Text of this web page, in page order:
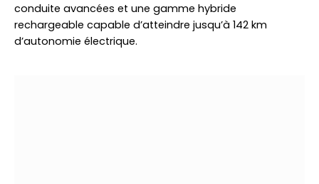
conduite avancées et une gamme hybride
rechargeable capable d’atteindre jusqu’à 142 km
d’autonomie électrique.